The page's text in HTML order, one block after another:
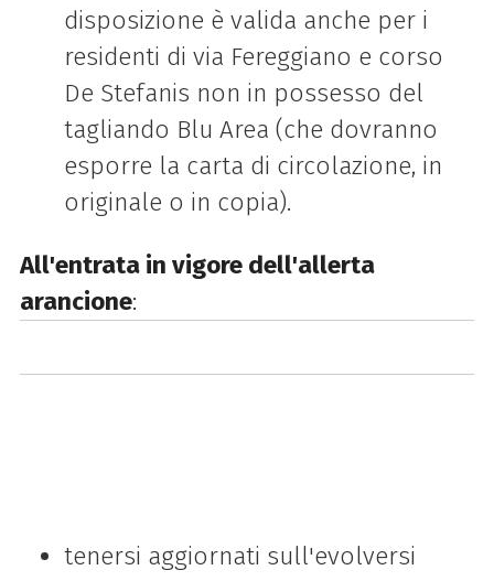
disposizione è valida anche per i
residenti di via Fereggiano e corso
De Stefanis non in possesso del
tagliando Blu Area (che dovranno
esporre la carta di circolazione, in
originale o in copia).
All'entrata in vigore dell'allerta
arancione:
tenersi aggiornati sull'evolversi